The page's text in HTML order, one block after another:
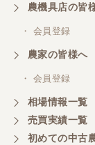
農機具店の皆
・ 会員登録
農家の皆様へ
・ 会員登録
相場情報一覧
売買実績一覧
初めての中古